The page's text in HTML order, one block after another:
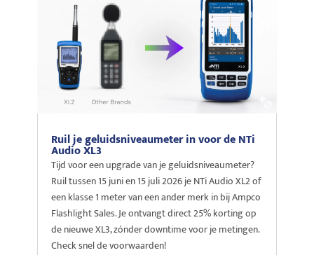
Ruil je geluidsniveaumeter in voor de NTi
Audio XL3
Tijd voor een upgrade van je geluidsniveaumeter?
Ruil tussen 15 juni en 15 juli 2026 je NTi Audio XL2 of
een klasse 1 meter van een ander merk in bij Ampco
Flashlight Sales. Je ontvangt direct 25% korting op
de nieuwe XL3, zónder downtime voor je metingen.
Check snel de voorwaarden!